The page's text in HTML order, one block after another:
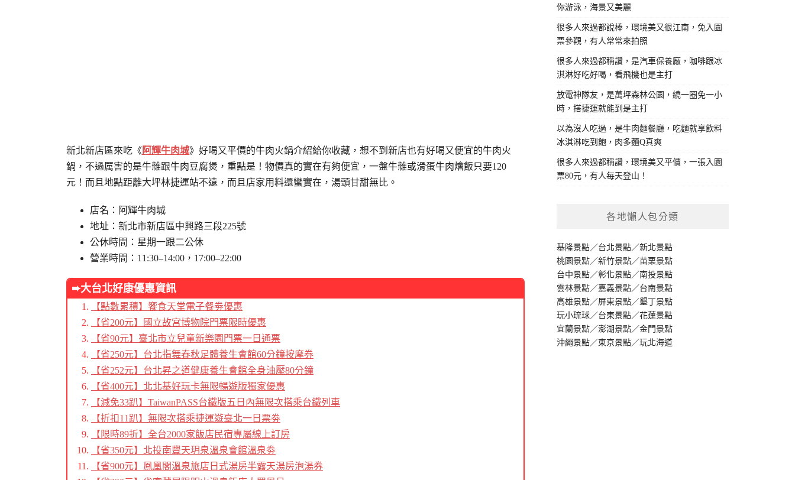
新北新店區來吃《 阿輝牛肉城》好喝又平價的牛肉火鍋介紹給你收藏，想不到新店也有好喝又便宜的牛肉火
鍋，不過厲害的是牛雜跟牛肉豆腐煲，重點是！物價真的實在有夠便宜，一盤牛雜或滑蛋牛肉燴飯只要120
元！而且地點距離大坪林捷運站不遠，而且店家用料還蠻實在，湯頭甘甜無比。
店名：阿輝牛肉城
地址：新北市新店區中興路三段225號
公休時間：星期一跟二公休
營業時間：11:30–14:00，17:00–22:00
➨大台北好康優惠資訊
【點數累積】饗食天堂電子餐劵優惠
【省200元】國立故宮博物院門票限時優惠
【省90元】臺北市立兒童新樂園門票一日通票
【省250元】台北指舞春秋足體養生會館60分鐘按摩券
【省252元】台北昇之道健康養生會館全身油壓80分鐘
【省400元】北北基好玩卡無限暢遊版獨家優惠
【減免33趴】TaiwanPASS台鐵版五日內無限次搭乘台鐵列車
【折扣11趴】無限次搭乘捷運遊臺北一日票劵
【限時89折】全台2000家飯店民宿專屬線上訂房
【省350元】北投南豐天玥泉溫泉會館溫泉劵
【省900元】鳳凰閣溫泉旅店日式湯房半露天湯房泡湯券
你游泳，海景又美麗
很多人來過都說棒，環境美又很江南，免入園
票參觀，有人常常來拍照
很多人來過都稱讚，是汽車保養廠，咖啡跟冰
淇淋好吃好喝，看飛機也是主打
放電神隊友，是萬坪森林公園，繞一圈免一小
時，搭捷運就能到是主打
以為沒人吃過，是牛肉麵餐廳，吃麵就享飲料
冰淇淋吃到飽，肉多麵Q真爽
很多人來過都稱讚，環境美又平價，一張入園
票80元，有人每天登山！
各地懶人包分類
基隆景點／台北景點／新北景點
桃園景點／新竹景點／苗栗景點
台中景點／彰化景點／南投景點
雲林景點／嘉義景點／台南景點
高雄景點／屏東景點／墾丁景點
玩小琉球／台東景點／花蓮景點
宜蘭景點／澎湖景點／金門景點
沖繩景點／東京景點／玩北海道